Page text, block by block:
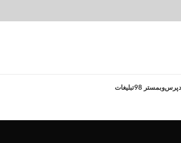
وبمستر 98 تبلیغات